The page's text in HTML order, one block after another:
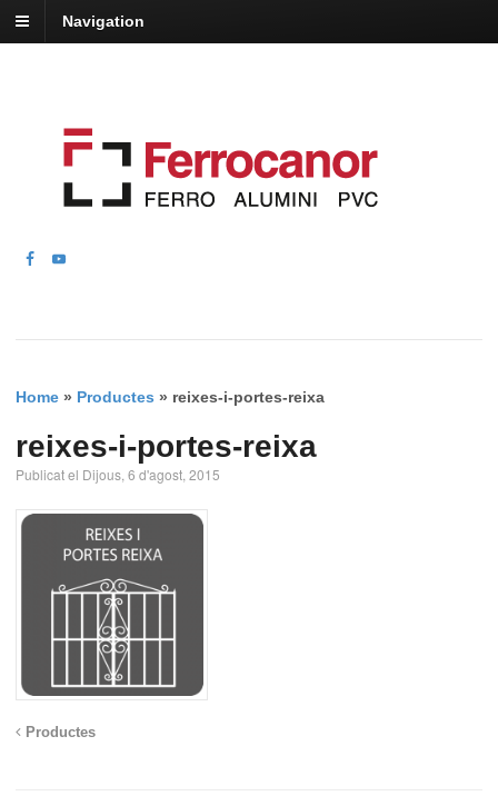
Navigation
Home » Productes » reixes-i-portes-reixa
reixes-i-portes-reixa
Publicat el Dijous, 6 d'agost, 2015
Productes